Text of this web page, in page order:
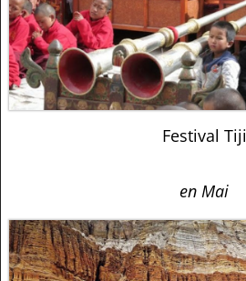
Festival Tiji
en Mai